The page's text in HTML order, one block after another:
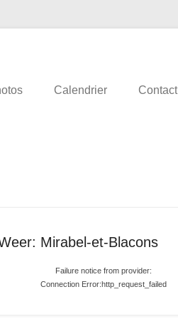
Calendrier Contact
Mirabel-et-Blacons
Failure notice from provider:
Connection Error:http_request_failed